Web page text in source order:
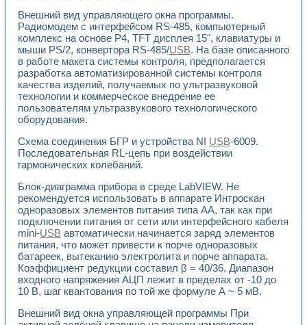
Обратный маятник
Устройство для изучения основ интерфейсов обмена по
Лабораторный практикум: изучение адиабатического
Стенд для исследования электрических переходных
Система статистической обработки результатов
Автоматизация лазерно-плазменных измерений с
Модельно-измерительный комплекс. Назначение. Состав.
Использование технологий NATIONAL INSTRUMENTS
Учебный практикум "Спектральный и корреляционный
Оборудование и программное обеспечение учебных
Виртуальный лабораторный практикум для изучения
Аппаратно-программный комплекс для исследования
Автоматизированный дистанционный лабораторный
Исследование возможности реставрации одномерных
Использование технологий NATIONAL INSTRUMENTS в
Разработка модификаций алгоритма полигармонической
Учебный стенд для исследования принципа действия
Виртуальная система поддержки принимаемых решений в
Преемственность дисциплин «Моделирование систем» и
Универсальный стенд для исследования электрических
Виртуальный измеритель частотных характеристик на
Внешний вид управляющего окна программы.
Радиомодем с интерфейсом RS-485, компьютерный
комплекс на основе Р4, TFT дисплея 15", клавиатуры и
мыши PS/2, конвертора RS-485/USB. На базе описанного
в работе макета системы контроля, предполагается
разработка автоматизированной системы контроля
качества изделий, получаемых по ультразвуковой
технологии и коммерческое внедрение ее
пользователям ультразвукового технологического
оборудования.
Схема соединения БГР и устройства NI USB-6009.
Последовательная RL-цепь при воздействии
гармонических колебаний.
Блок-диаграмма прибора в среде LabVIEW. Не
рекомендуется использовать в аппарате Интроскан
одноразовых элементов питания типа АА, так как при
подключении питания от сети или интерфейсного кабеля
mini-USB автоматически начинается заряд элементов
питания, что может привести к порче одноразовых
батареек, вытеканию электролита и порче аппарата.
Коэффициент редукции составил β = 40/36. Диапазон
входного напряжения АЦП лежит в пределах от -10 до
10 В, шаг квантования по той же формуле А ~ 5 мВ.
Внешний вид окна управляющей программы При